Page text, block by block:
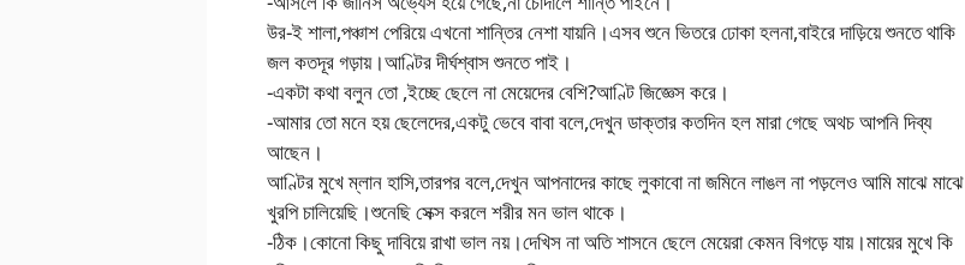
উর-ই শালা,পঞ্চাশ পেরিয়ে এখনো শান্তির নেশা যায়নি।এসব শুনে ভিতরে ঢোকা হলনা,বাইরে দাড়িয়ে শুনতে থাকি
জল কতদূর গড়ায়।আণ্টির দীর্ঘশ্বাস শুনতে পাই।
-একটা কথা বলুন তো ,ইচ্ছে ছেলে না মেয়েদের বেশি?আণ্টি জিজ্ঞেস করে।
-আমার তো মনে হয় ছেলেদের,একটু ভেবে বাবা বলে,দেখুন ডাক্তার কতদিন হল মারা গেছে অথচ আপনি দিব্য
আছেন।
আণ্টির মুখে ম্লান হাসি,তারপর বলে,দেখুন আপনাদের কাছে লুকাবো না জমিনে লাঙল না পড়লেও আমি মাঝে মাঝে
খুরপি চালিয়েছি।শুনেছি সেক্স করলে শরীর মন ভাল থাকে।
-ঠিক।কোনো কিছু দাবিয়ে রাখা ভাল নয়।দেখিস না অতি শাসনে ছেলে মেয়েরা কেমন বিগড়ে যায়।মায়ের মুখে কি